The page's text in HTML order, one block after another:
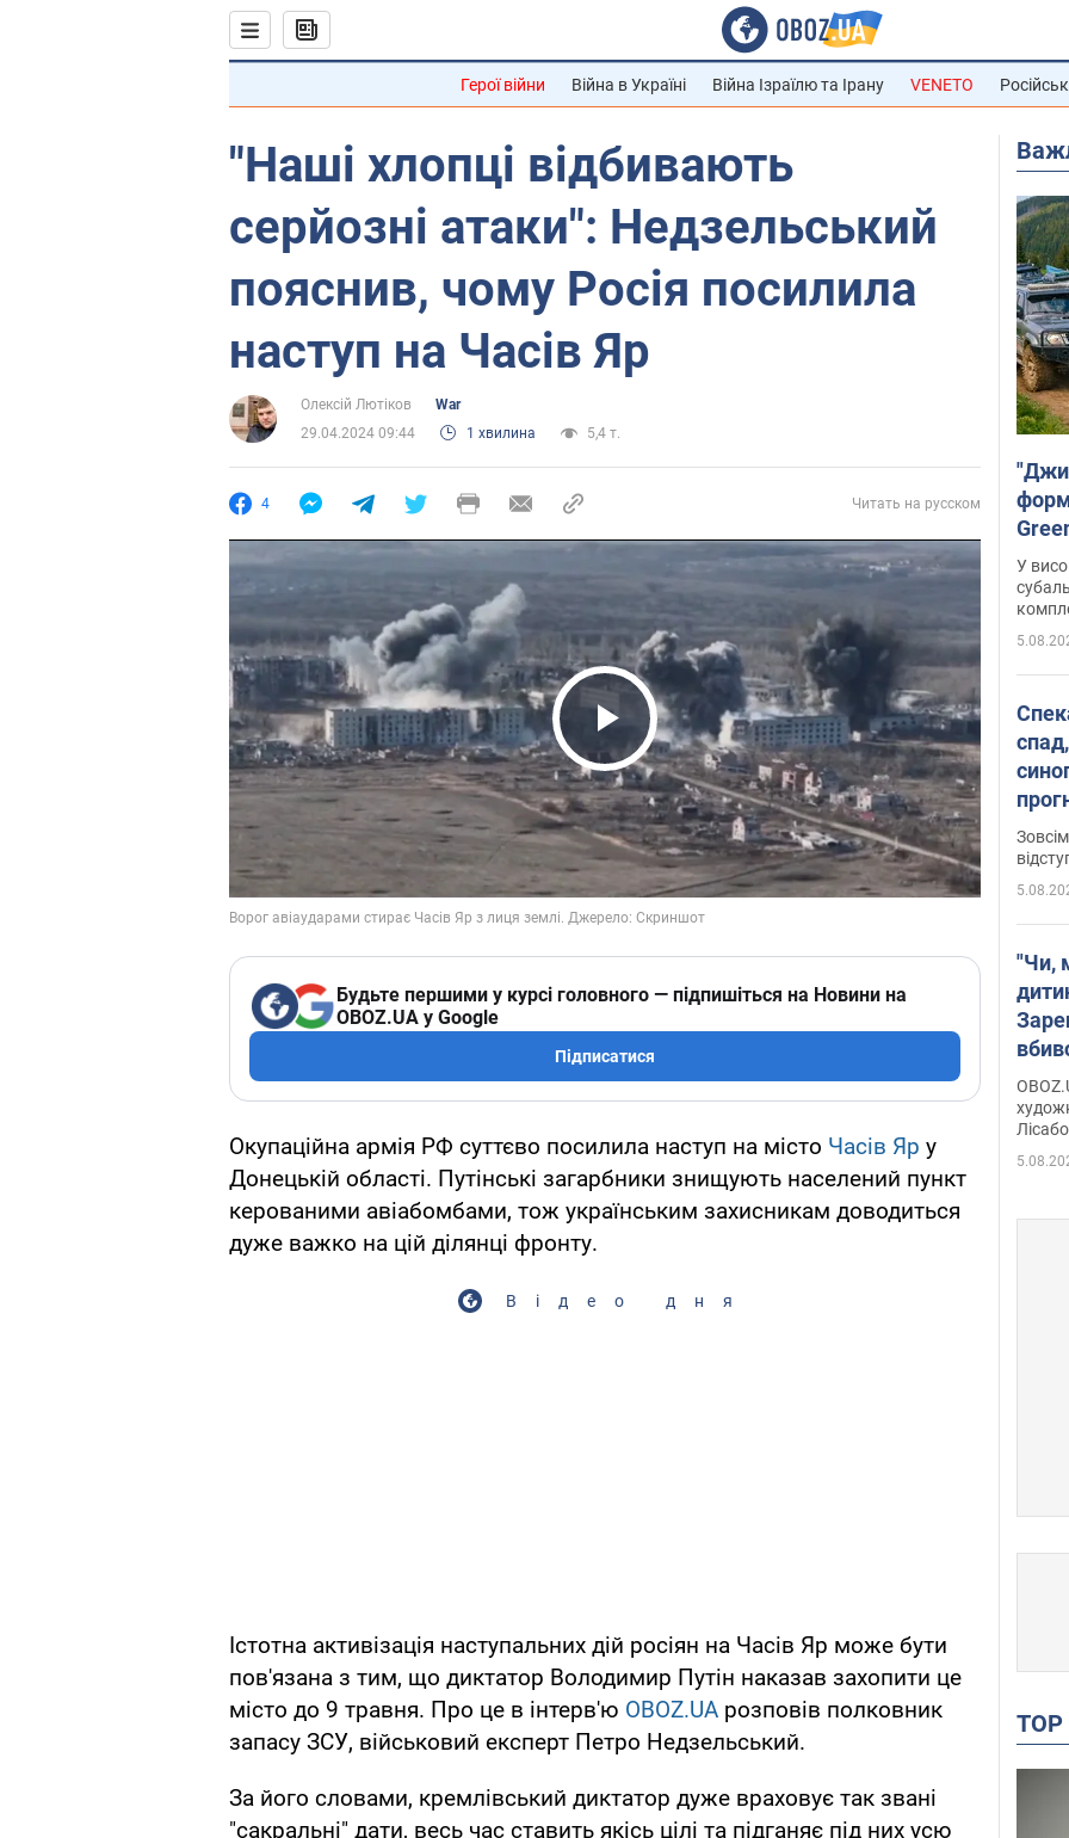
Герої війни Війна в Україні Війна Ізраїлю та Ірану VENETO
"Наші хлопці відбивають
серйозні атаки": Недзельський
пояснив, чому Росія посилила
наступ на Часів Яр
Олексій Лютіков
War
29.04.2024 09:44
1 хвилина 5,4 т.
4 Читать на русском
Play Video
Будьте першими у курсі головного — підпишіться на Новини на
OBOZ.UA у Google
Підписатися
Окупаційна армія РФ суттєво посилила наступ на місто Часів Яр у
Донецькій області. Путінські загарбники знищують населений пункт
керованими авіабомбами, тож українським захисникам доводиться
дуже важко на цій ділянці фронту.
Відео дня
Істотна активізація наступальних дій росіян на Часів Яр може бути
пов'язана з тим, що диктатор Володимир Путін наказав захопити це
місто до 9 травня. Про це в інтерв'ю OBOZ.UA розповів полковник
запасу ЗСУ, військовий експерт Петро Недзельський.
За його словами, кремлівський диктатор дуже враховує так звані
"сакральні" дати, весь час ставить якісь цілі та підганяє під них усю
У
"Чи,
в